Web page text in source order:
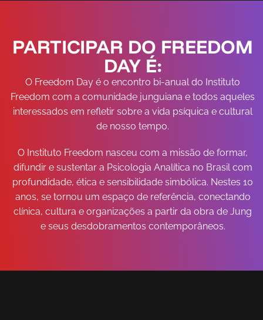
PARTICIPAR DO FREEDOM
DAY É:
O Freedom Day é o encontro bi-anual do Instituto
Freedom com a comunidade junguiana e todos aqueles
interessados em refletir sobre a vida psíquica e cultural
de nosso tempo.
O Instituto Freedom nasceu com a missão de formar,
difundir e sustentar a Psicologia Analítica no Brasil com
profundidade, ética e sensibilidade simbólica. Nestes 10
anos, se tornou um espaço de referência, conectando
clínica, cultura e organizações a partir da obra de Jung
e seus desdobramentos contemporâneos.